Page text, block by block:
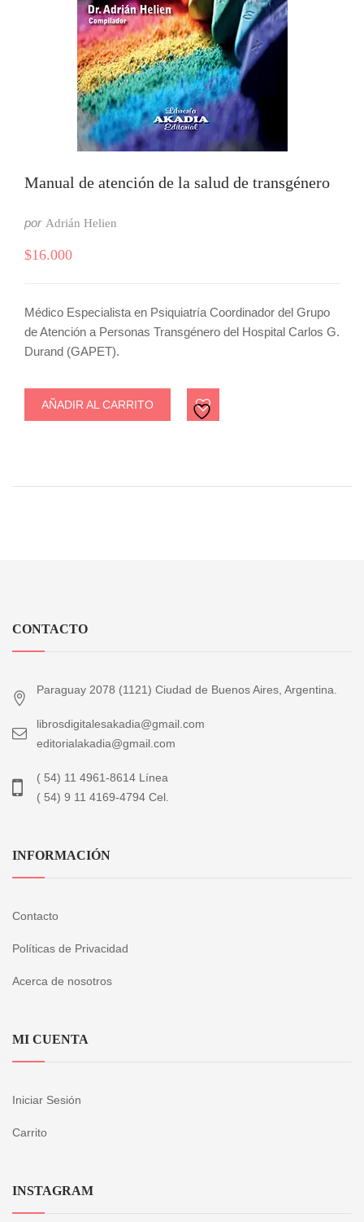
Manual de atención de la salud de transgénero
por Adrián Helien
$16.000
Médico Especialista en Psiquiatría Coordinador del Grupo
de Atención a Personas Transgénero del Hospital Carlos G.
Durand (GAPET).
AÑADIR AL CARRITO
CONTACTO
Paraguay 2078 (1121) Ciudad de Buenos Aires, Argentina.
librosdigitalesakadia@gmail.com
editorialakadia@gmail.com
( 54) 11 4961-8614 Línea
( 54) 9 11 4169-4794 Cel.
INFORMACIÓN
Contacto
Políticas de Privacidad
Acerca de nosotros
MI CUENTA
Iniciar Sesión
Carrito
INSTAGRAM